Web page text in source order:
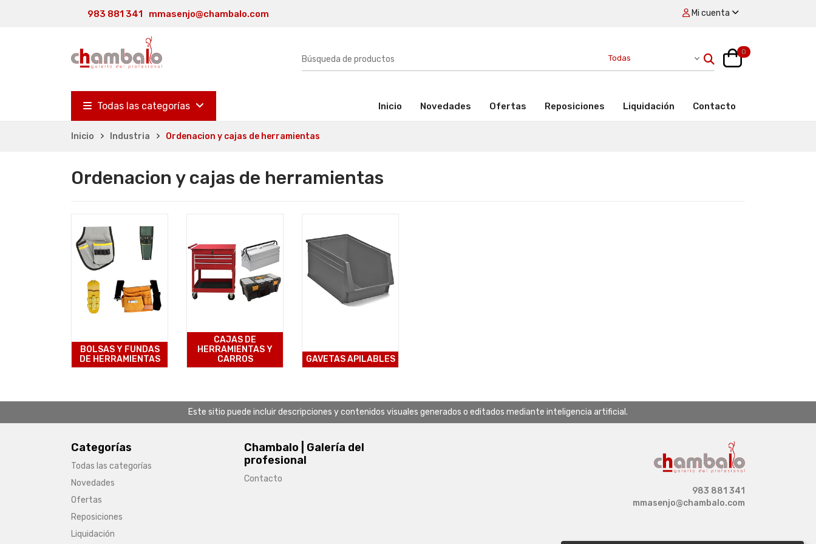
983 881 341 mmasenjo@chambalo.com Mi cuenta
0
Todas las categorías Inicio (activo)Novedades Ofertas Reposiciones Liquidación Contacto
Inicio Industria Ordenacion y cajas de herramientas
Ordenacion y cajas de herramientas
BOLSAS Y FUNDAS
DE HERRAMIENTAS
CAJAS DE
HERRAMIENTAS Y
CARROS
GAVETAS APILABLES
Este sitio puede incluir descripciones y contenidos visuales generados o editados mediante inteligencia artificial.
Categorías
Todas las categorías
Novedades
Ofertas
Reposiciones
Liquidación
Chambalo | Galería del
profesional
Contacto
983 881 341
mmasenjo@chambalo.com